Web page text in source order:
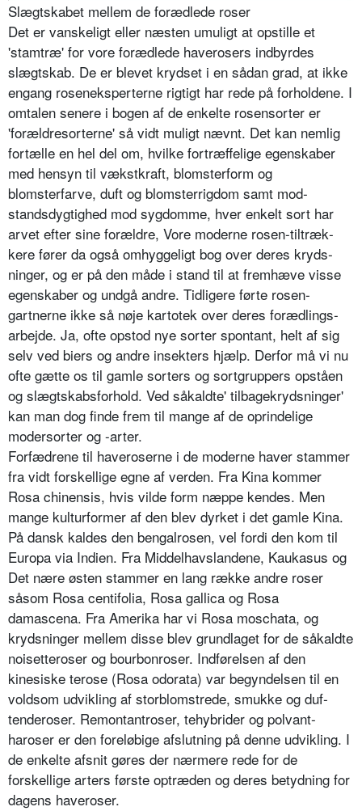
Slægtskabet mellem de forædlede roser
Det er vanskeligt eller næsten umuligt at opstille et
'stamtræ' for vore forædlede haverosers indbyrdes
slægtskab. De er blevet krydset i en sådan grad, at ikke
engang roseneksperterne rigtigt har rede på forhol­dene. I
omtalen senere i bogen af de enkelte rosensor­ter er
'forældresorterne' så vidt muligt nævnt. Det kan nemlig
fortælle en hel del om, hvilke fortræffelige egenskaber
med hensyn til vækstkraft, blomsterform og
blomsterfarve, duft og blomsterrigdom samt mod­
standsdygtighed mod sygdomme, hver enkelt sort har
arvet efter sine forældre, Vore moderne rosen-tiltræk­
kere fører da også omhyggeligt bog over deres kryds­
ninger, og er på den måde i stand til at fremhæve visse
egenskaber og undgå andre. Tidligere førte rosen­
gartnerne ikke så nøje kartotek over deres forædlings­
arbejde. Ja, ofte opstod nye sorter spontant, helt af sig
selv ved biers og andre insekters hjælp. Derfor må vi nu
ofte gætte os til gamle sorters og sortgruppers opståen
og slægtskabsforhold. Ved såkaldte' tilbagekrydsnin­ger'
kan man dog finde frem til mange af de oprindeli­ge
modersorter og -arter.
Forfædrene til haveroserne i de moderne haver stammer
fra vidt forskellige egne af verden. Fra Kina kommer
Rosa chinensis, hvis vilde form næppe kendes. Men
mange kulturformer af den blev dyrket i det gamle Kina.
På dansk kaldes den bengalrosen, vel fordi den kom til
Europa via Indien. Fra Middelhavslande­ne, Kaukasus og
Det nære østen stammer en lang række andre roser
såsom Rosa centifolia, Rosa gallica og Rosa
damascena. Fra Amerika har vi Rosa moschata, og
krydsninger mellem disse blev grundlaget for de så­kaldte
noisetteroser og bourbonroser. Indførelsen af den
kinesiske terose (Rosa odorata) var begyndelsen til en
voldsom udvikling af storblomstrede, smukke og duf­
tenderoser. Remontantroser, tehybrider og polvant­
haroser er den foreløbige afslutning på denne udvik­ling. I
de enkelte afsnit gøres der nærmere rede for de
forskellige arters første optræden og deres betydning for
dagens haveroser.